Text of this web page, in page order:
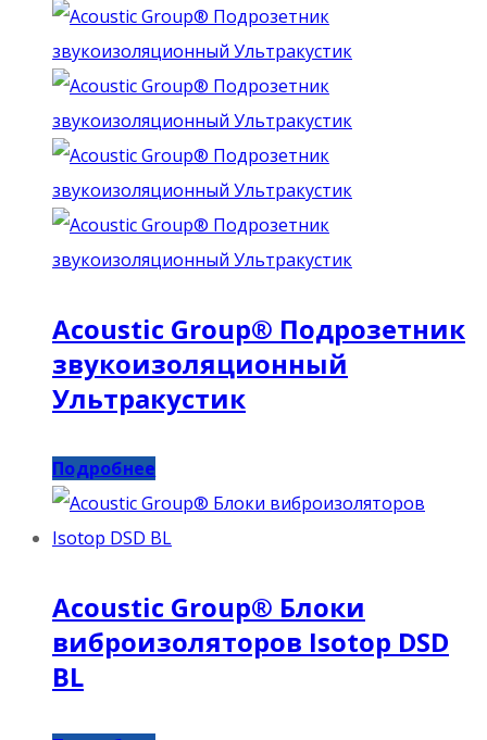
Acoustic Group® Подрозетник
звукоизоляционный
Ультракустик
Подробнее
Acoustic Group® Блоки
виброизоляторов Isotop DSD
BL